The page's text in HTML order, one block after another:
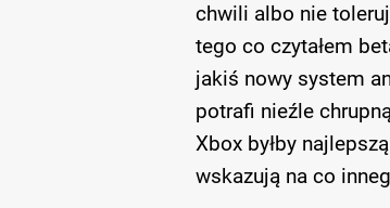
chwili albo nie
tego co czytałem
jakiś nowy system
potrafi nieźle
Xbox byłby
wskazują na co